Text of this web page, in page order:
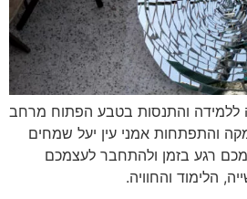
ללמידה והתנסות בטבע הפתוח מרחב
והתפתחות אמני עין יעל שמחים
רגע בזמן ולהתחבר לעצמכם
הלימוד והחוויה.